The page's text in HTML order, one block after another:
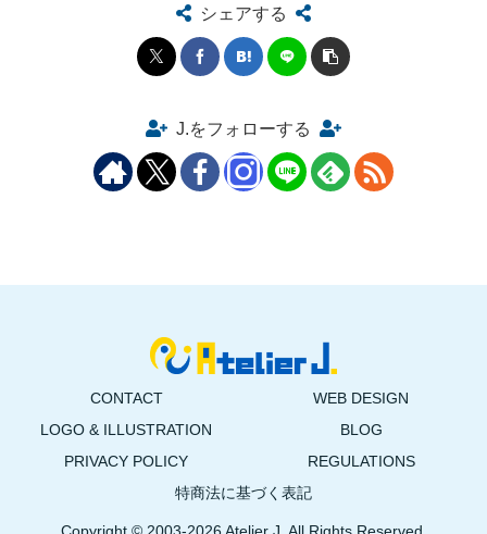
シェアする
J.をフォローする
CONTACT
WEB DESIGN
LOGO & ILLUSTRATION
BLOG
PRIVACY POLICY
REGULATIONS
特商法に基づく表記